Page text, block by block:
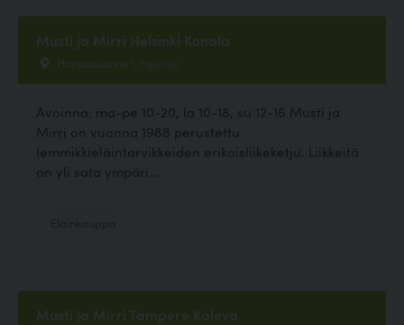
Musti ja Mirri Helsinki Konala
Hankasuontie 1, Helsinki
Avoinna: ma-pe 10-20, la 10-18, su 12-16 Musti ja
Mirri on vuonna 1988 perustettu
lemmikkieläintarvikkeiden erikoisliikeketju. Liikkeitä
on yli sata ympäri...
Musti ja Mirri Tampere Kaleva